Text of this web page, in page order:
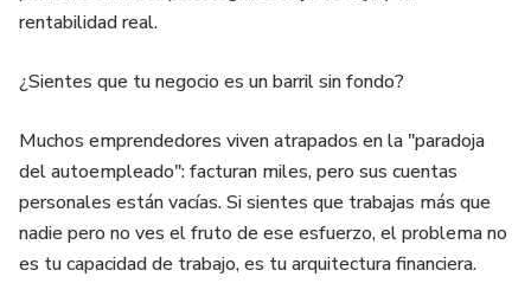
rentabilidad real.
¿Sientes que tu negocio es un barril sin fondo?
Muchos emprendedores viven atrapados en la "paradoja
del autoempleado": facturan miles, pero sus cuentas
personales están vacías. Si sientes que trabajas más que
nadie pero no ves el fruto de ese esfuerzo, el problema no
es tu capacidad de trabajo, es tu arquitectura financiera.